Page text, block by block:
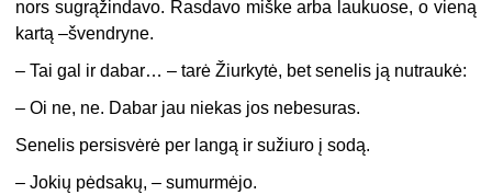
nors sugrąžindavo. Rasdavo miške arba laukuose, o vieną
kartą –švendryne.
–Tai gal ir dabar… – tarė Žiurkytė, bet senelis ją nutraukė:
–Oi ne, ne. Dabar jau niekas jos nebesuras.
Senelis persisvėrė per langą ir sužiuro į sodą.
–Jokių pėdsakų, – sumurmėjo.